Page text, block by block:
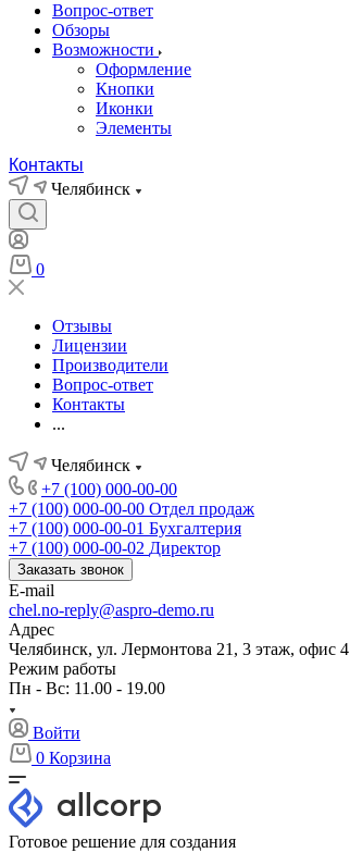
Вопрос-ответ
Обзоры
Возможности
Оформление
Кнопки
Иконки
Элементы
Контакты
Челябинск
0
Отзывы
Лицензии
Производители
Вопрос-ответ
Контакты
...
Челябинск
+7 (100) 000-00-00
+7 (100) 000-00-00 Отдел продаж
+7 (100) 000-00-01 Бухгалтерия
+7 (100) 000-00-02 Директор
Заказать звонок
E-mail
chel.no-reply@aspro-demo.ru
Адрес
Челябинск, ул. Лермонтова 21, 3 этаж, офис 4
Режим работы
Пн - Вс: 11.00 - 19.00
Войти
0 Корзина
Готовое решение для создания